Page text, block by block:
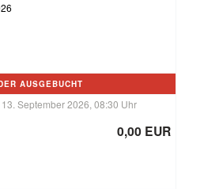
AUSGEBUCHT
September 2026, 08:30 Uhr
0,00 EUR